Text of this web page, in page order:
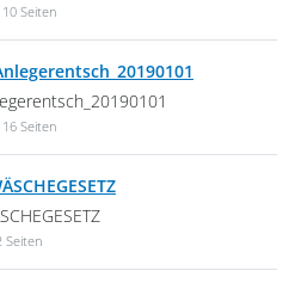
10 Seiten
16 Seiten
PDF, 70 KB
Seiten